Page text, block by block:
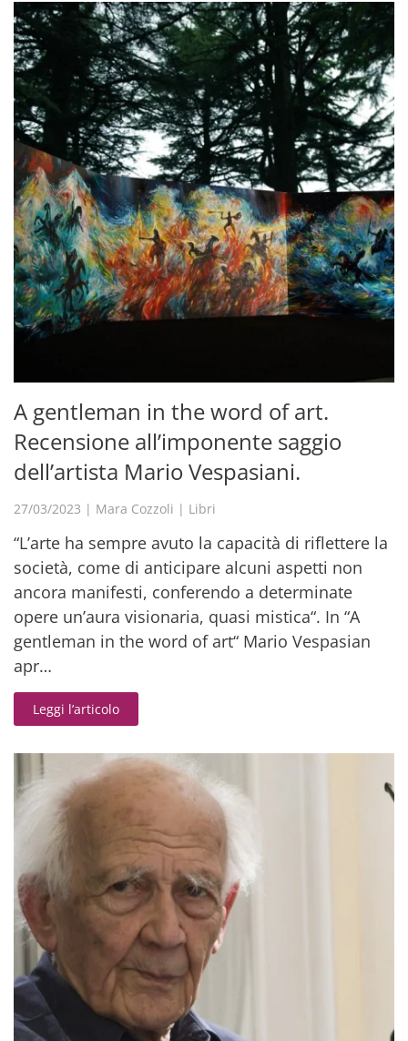
A gentleman in the word of art.
Recensione all’imponente saggio
dell’artista Mario Vespasiani.
27/03/2023 | Mara Cozzoli | Libri
“L’arte ha sempre avuto la capacità di riflettere la
società, come di anticipare alcuni aspetti non
ancora manifesti, conferendo a determinate
opere un’aura visionaria, quasi mistica“. In “A
gentleman in the word of art“ Mario Vespasian
apr…
Leggi l’articolo